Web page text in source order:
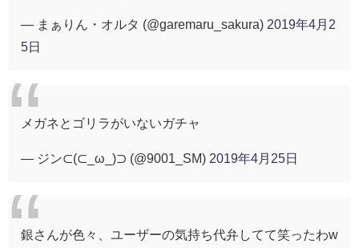
— まぁりん・オルタ (@garemaru_sakura) 2019年4月2
5日
メガネとゴリラがいないガチャ
— ジン⊂(⊂_ω_)⊃ (@9001_SM) 2019年4月25日
銀さんが色々、ユーザーの気持ち代弁してて笑ったわw